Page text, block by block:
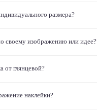
размера?
своему изображению или идее?
от глянцевой?
наклейки?